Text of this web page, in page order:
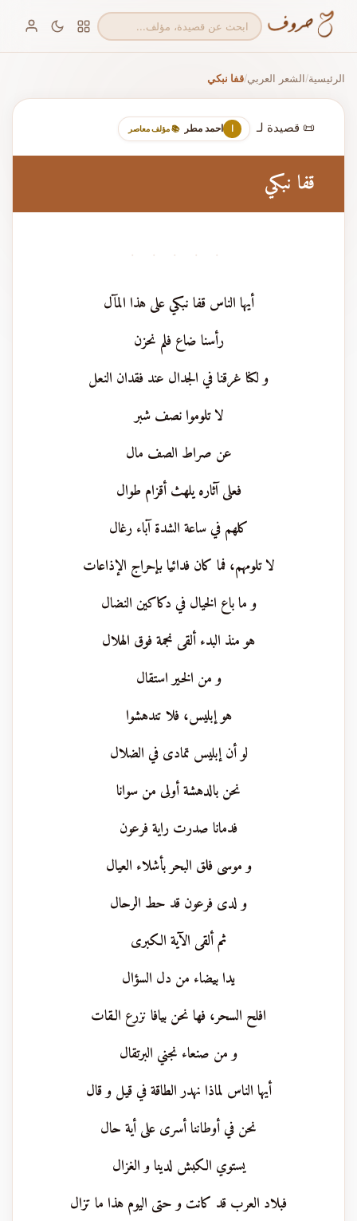
الرئيسية/الشعر العربي/قفا نبكي
📜 قصيدة لـ ا احمد مطر 📚 مؤلف معاصر
قفا نبكي
· · · · ·
أيها الناس قفا نبكي على هذا المآل
رأسنا ضاع فلم نحزن
و لكنا غرقنا في الجدال عند فقدان النعل
لا تلوموا نصف شبر
عن صراط الصف مال
فعلى آثاره يلهث أقزام طوال
كلهم في ساعة الشدة آباء رغال
لا تلومهم، فما كان فدائيا بإحراج الإذاعات
و ما باع الخيال في دكاكين النضال
هو منذ البدء ألقى نجمة فوق الهلال
و من الخير استقال
هو إبليس، فلا تندهشوا
لو أن إبليس تمادى في الضلال
نحن بالدهشة أولى من سوانا
فدمانا صدرت راية فرعون
و موسى فلق البحر بأشلاء العيال
و لدى فرعون قد حط الرحال
ثم ألقى الآية الكبرى
يدا بيضاء من دل السؤال
افلح السحر، فها نحن بيافا نزرع الـقات
و من صنعاء نجني البرتقال
أيها الناس لماذا نهدر الطاقة في قيل و قال
نحن في أوطاننا أسرى على أية حال
يستوي الكبش لدينا و الغزال
فبلاد العرب قد كانت و حتى اليوم هذا ما تزال